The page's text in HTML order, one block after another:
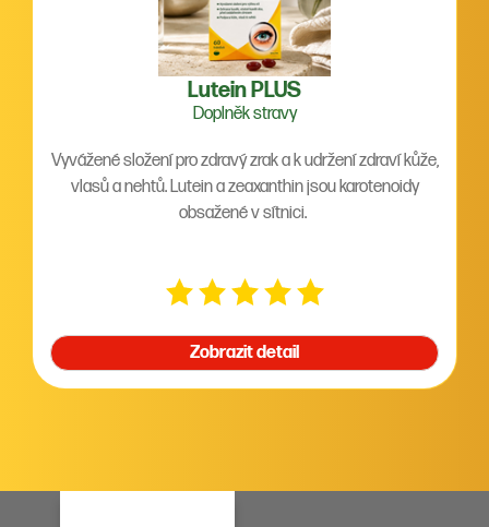
Lutein PLUS
Doplněk stravy
Vyvážené složení pro zdravý zrak a k udržení zdraví kůže,
vlasů a nehtů. Lutein a zeaxanthin jsou karotenoidy
obsažené v sítnici.
Zobrazit detail